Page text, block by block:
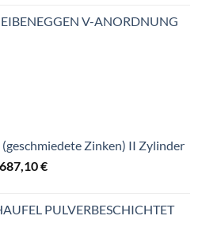
V-ANORDNUNG
Zinken) II Zylinder
€Preisspanne:
2.687,10 €
PULVERBESCHICHTET